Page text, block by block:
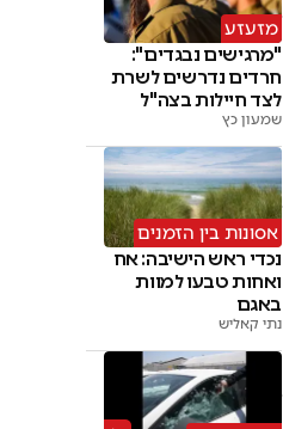
מזעזע
"מרגישים נבגדים":
חרדים נדרשים לשרת
לצד חיילות בצה"ל
שמעון כץ
אסונות בין הזמנים
נכדי ראש הישיבה: אח
ואחות טבעו למוות
באגם
נתי קאליש